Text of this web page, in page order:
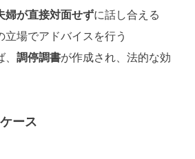
婦が直接対面せずに話し合える
立場でアドバイスを行う
、調停調書が作成され、法的な効
ース